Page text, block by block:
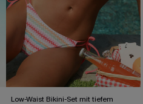
Low-Waist Bikini-Set mit tiefem